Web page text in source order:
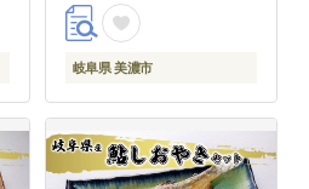
岐阜県 美濃市